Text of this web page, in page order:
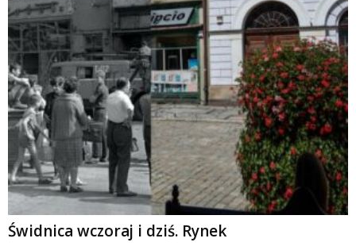
Świdnica wczoraj i dziś. Rynek